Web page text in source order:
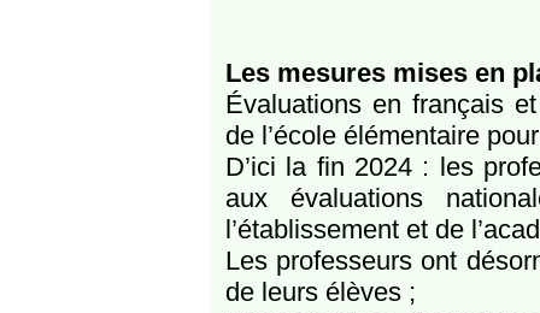
Les mesures mises en
Évaluations en français
de l’école élémentaire
D’ici la fin 2024 : les
aux évaluations
l’établissement et de
Les professeurs ont
de leurs élèves ;